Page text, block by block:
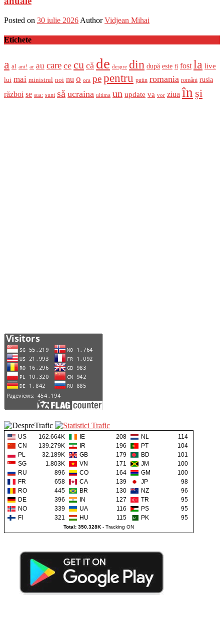
Posted on 30 iulie 2026 Author Vidjean Mihai
Etichete
a al ani! ar au care ce cu că de despre din după este fi fost la live
lui mai ministrul noi nu o ora pepentru putin romania români rusia
război se sua: sunt să ucraina ultima un update va vor ziua în și
US 162.664K IE 208 NL
114
CN
139.279K IR 196 PT
104
PL
32.189K GB 179 BD
101
SG
1.803K VN 171 JM
100
RU
896 CO 164 GM
100
FR
658 CA 139 JP
98
RO
445 BR 130 NZ
96
DE
396 IN 127 TR
95
NO
339 UA 116 PS
95
FI
321 HU 115 PK 95
Total: 350.328K - Tracking ON